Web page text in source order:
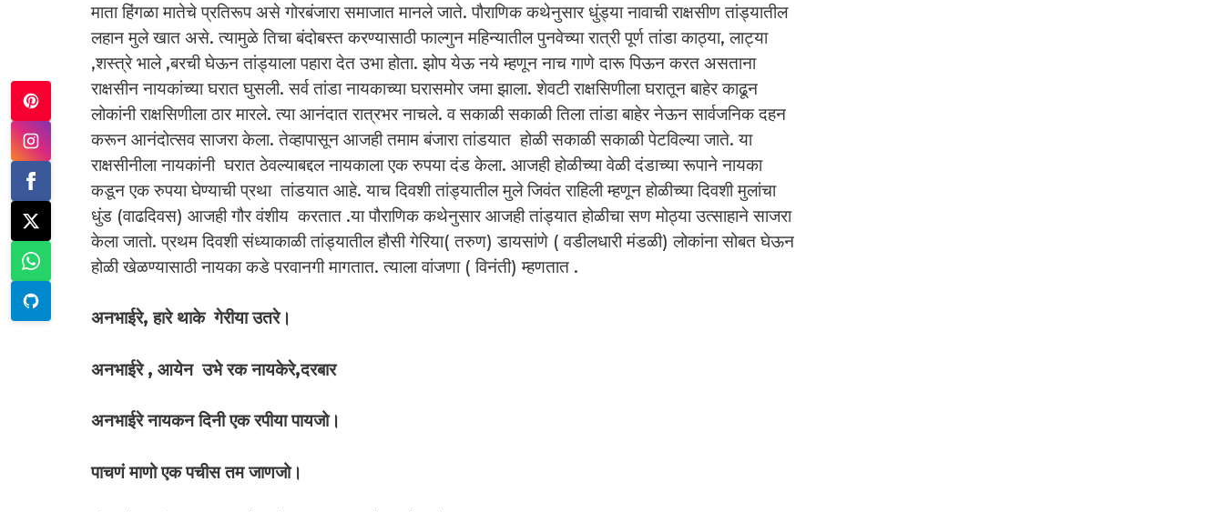
माता हिंगळा मातेचे प्रतिरूप असे गोरबंजारा समाजात मानले जाते. पौराणिक कथेनुसार धुंड्या नावाची राक्षसीण तांड्यातील
लहान मुले खात असे. त्यामुळे तिचा बंदोबस्त करण्यासाठी फाल्गुन महिन्यातील पुनवेच्या रात्री पूर्ण तांडा काठ्या, लाट्या
,शस्त्रे भाले ,बरची घेऊन तांड्याला पहारा देत उभा होता. झोप येऊ नये म्हणून नाच गाणे दारू पिऊन करत असताना
राक्षसीन नायकांच्या घरात घुसली. सर्व तांडा नायकाच्या घरासमोर जमा झाला. शेवटी राक्षसिणीला घरातून बाहेर काढून
लोकांनी राक्षसिणीला ठार मारले. त्या आनंदात रात्रभर नाचले. व सकाळी सकाळी तिला तांडा बाहेर नेऊन सार्वजनिक दहन
करून आनंदोत्सव साजरा केला. तेव्हापासून आजही तमाम बंजारा तांडयात होळी सकाळी सकाळी पेटविल्या जाते. या
राक्षसीनीला नायकांनी घरात ठेवल्याबद्दल नायकाला एक रुपया दंड केला. आजही होळीच्या वेळी दंडाच्या रूपाने नायका
कडून एक रुपया घेण्याची प्रथा तांडयात आहे. याच दिवशी तांड्यातील मुले जिवंत राहिली म्हणून होळीच्या दिवशी मुलांचा
धुंड (वाढदिवस) आजही गौर वंशीय करतात .या पौराणिक कथेनुसार आजही तांड्यात होळीचा सण मोठ्या उत्साहाने साजरा
केला जातो. प्रथम दिवशी संध्याकाळी तांड्यातील हौसी गेरिया( तरुण) डायसांणे ( वडीलधारी मंडळी) लोकांना सोबत घेऊन
होळी खेळण्यासाठी नायका कडे परवानगी मागतात. त्याला वांजणा ( विनंती) म्हणतात .
अनभाईरे, हारे थाके गेरीया उतरे।
अनभाईरे , आयेन उभे रक नायकेरे,दरबार
अनभाईरे नायकन दिनी एक रपीया पायजो।
पाचणं माणो एक पचीस तम जाणजो।